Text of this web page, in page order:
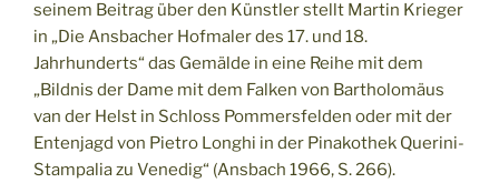
seinem Beitrag über den Künstler stellt Martin Krieger
in „Die Ansbacher Hofmaler des 17. und 18.
Jahrhunderts“ das Gemälde in eine Reihe mit dem
„Bildnis der Dame mit dem Falken von Bartholomäus
van der Helst in Schloss Pommersfelden oder mit der
Entenjagd von Pietro Longhi in der Pinakothek Querini-
Stampalia zu Venedig“ (Ansbach 1966, S. 266).